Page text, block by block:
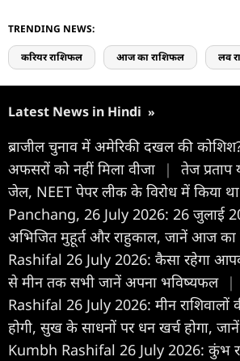
TRENDING NEWS:
करियर राशिफल आज का राशिफल लव
Latest News in Hindi »
ब्राजील चुनाव में अमेरिकी दखल की
अफसरों को नहीं मिला वीजा
|
तेज प्रताप
जेल, NEET पेपर लीक के विरोध में किया था
Panchang, 26 July 2026: 26 जुलाई
अभिजित मुहूर्त और राहुकाल, जानें आज का
Rashifal 26 July 2026: कैसा रहेगा
से मीन तक सभी जानें अपना भविष्यफल |
Rashifal 26 July 2026: मीन राशिवालों
होगी, सुख के साधनों पर धन खर्च होगा,
Kumbh Rashifal 26 July 2026: कुंभ